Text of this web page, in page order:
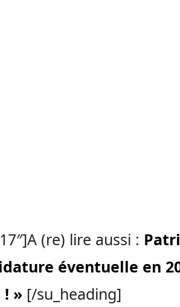
(re) lire aussi :
éventuelle en
» [/su_heading]